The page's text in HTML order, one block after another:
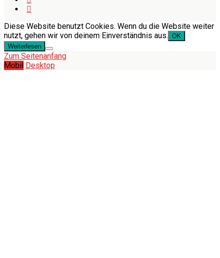
Diese Website benutzt Cookies. Wenn du die Website weiter
nutzt, gehen wir von deinem Einverständnis aus. OK
Weiterlesen
Zum Seitenanfang
Mobil Desktop